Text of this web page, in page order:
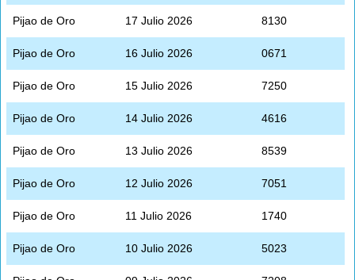
Pijao de Oro 17 Julio 2026 8130
Pijao de Oro 16 Julio 2026 0671
Pijao de Oro 15 Julio 2026 7250
Pijao de Oro 14 Julio 2026 4616
Pijao de Oro 13 Julio 2026 8539
Pijao de Oro 12 Julio 2026 7051
Pijao de Oro 11 Julio 2026 1740
Pijao de Oro 10 Julio 2026 5023